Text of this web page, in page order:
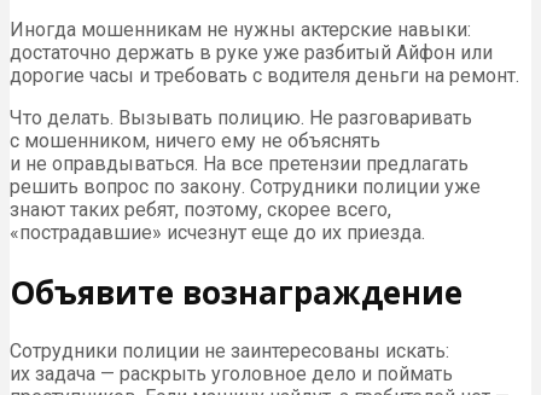
Иногда мошенникам не нужны актерские навыки:
достаточно держать в руке уже разбитый Айфон или
дорогие часы и требовать с водителя деньги на ремонт.
Что делать. Вызывать полицию. Не разговаривать
с мошенником, ничего ему не объяснять
и не оправдываться. На все претензии предлагать
решить вопрос по закону. Сотрудники полиции уже
знают таких ребят, поэтому, скорее всего,
«пострадавшие» исчезнут еще до их приезда.
Объявите вознаграждение
Сотрудники полиции не заинтересованы искать:
их задача — раскрыть уголовное дело и поймать